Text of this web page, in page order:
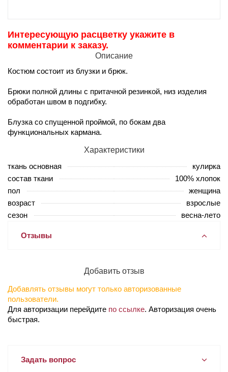
Интересующую расцветку укажите в
комментарии к заказу.
Описание
Костюм состоит из блузки и брюк.
Брюки полной длины с притачной резинкой, низ изделия
обработан швом в подгибку.
Блузка со спущенной проймой, по бокам два
функциональных кармана.
Характеристики
ткань основная
кулирка
состав ткани
100% хлопок
пол
женщина
возраст
взрослые
сезон
весна-лето
Отзывы
Добавить отзыв
Добавлять отзывы могут только авторизованные
пользователи.
Для авторизации перейдите по ссылке. Авторизация очень
быстрая.
Задать вопрос